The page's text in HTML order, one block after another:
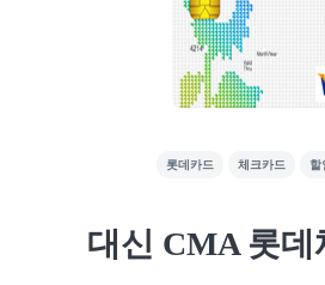
롯데카드 체크카드 할
대신 CMA 롯데